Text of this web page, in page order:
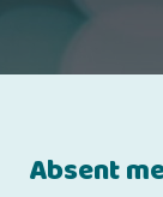
Absent